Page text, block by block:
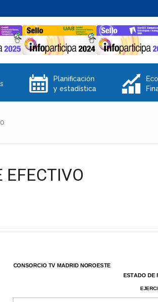
E
Planificación
y estadística
Q
EFECTIVO